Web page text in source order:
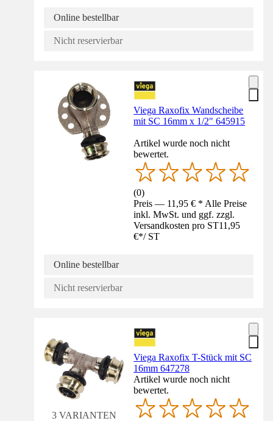
Online bestellbar
Nicht reservierbar
Viega Raxofix Wandscheibe
mit SC 16mm x 1/2" 645915
Artikel wurde noch nicht
bewertet.
(0)
Preis — 11,95 € * Alle Preise
inkl. MwSt. und ggf. zzgl.
Versandkosten pro ST11,95
€*/ ST
Online bestellbar
Nicht reservierbar
3 VARIANTEN
Viega Raxofix T-Stück mit SC
16mm 647278
Artikel wurde noch nicht
bewertet.